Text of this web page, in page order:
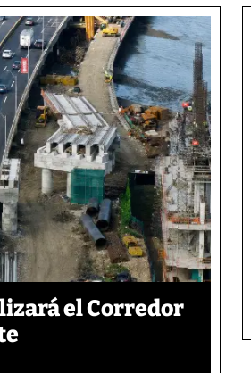
el Corredor